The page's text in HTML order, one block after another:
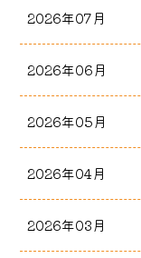
2026年07月
2026年06月
2026年05月
2026年04月
2026年03月